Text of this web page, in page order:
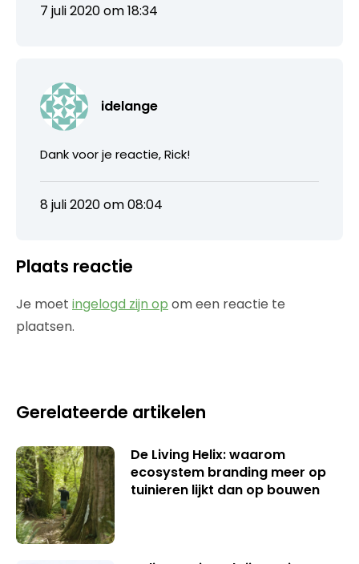
7 juli 2020 om 18:34
idelange
Dank voor je reactie, Rick!
8 juli 2020 om 08:04
Plaats reactie
Je moet ingelogd zijn op om een reactie te
plaatsen.
Gerelateerde artikelen
De Living Helix: waarom
ecosystem branding meer op
tuinieren lijkt dan op bouwen